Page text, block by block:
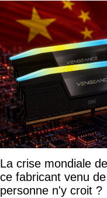
La crise mondiale
ce fabricant venu
personne n'y croit ?